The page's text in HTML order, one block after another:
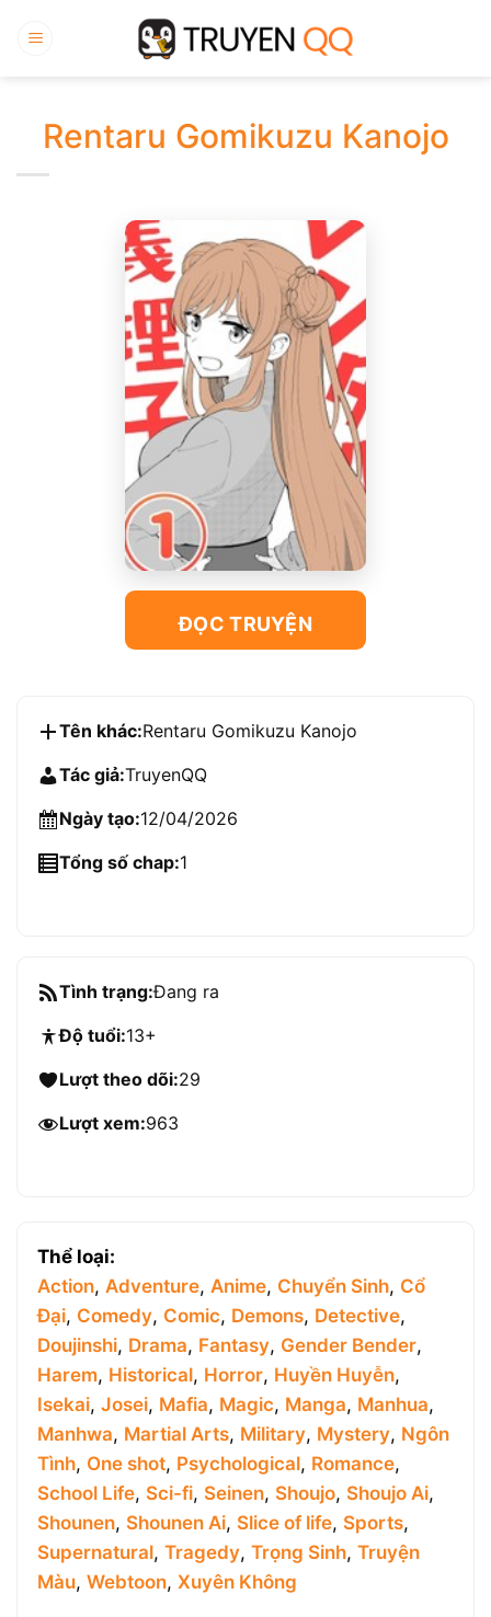
qua
Rentaru Gomikuzu Kanojo
ĐỌC TRUYỆN
Tên khác:Rentaru Gomikuzu Kanojo
Tác giả:TruyenQQ
Ngày tạo:12/04/2026
Tổng số chap:1
Tình trạng:Đang ra
Độ tuổi:13+
Lượt theo dõi:29
Lượt xem:963
Thể loại:
Action, Adventure, Anime, Chuyển Sinh, Cổ
Đại, Comedy, Comic, Demons, Detective,
Doujinshi, Drama, Fantasy, Gender Bender,
Harem, Historical, Horror, Huyền Huyễn,
Isekai, Josei, Mafia, Magic, Manga, Manhua,
Manhwa, Martial Arts, Military, Mystery, Ngôn
Tình, One shot, Psychological, Romance,
School Life, Sci-fi, Seinen, Shoujo, Shoujo Ai,
Shounen, Shounen Ai, Slice of life, Sports,
Supernatural, Tragedy, Trọng Sinh, Truyện
Màu, Webtoon, Xuyên Không